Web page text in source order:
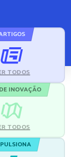
TODOS
INOVAÇÃO
TODOS